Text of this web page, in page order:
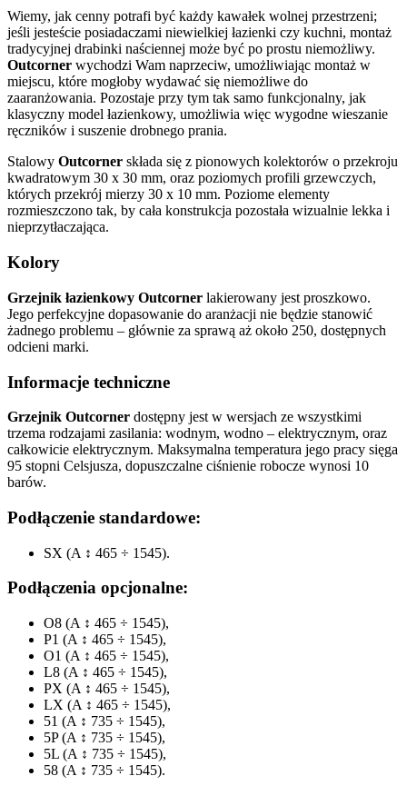
Wiemy, jak cenny potrafi być każdy kawałek wolnej przestrzeni;
jeśli jesteście posiadaczami niewielkiej łazienki czy kuchni, montaż
tradycyjnej drabinki naściennej może być po prostu niemożliwy.
Outcorner wychodzi Wam naprzeciw, umożliwiając montaż w
miejscu, które mogłoby wydawać się niemożliwe do
zaaranżowania. Pozostaje przy tym tak samo funkcjonalny, jak
klasyczny model łazienkowy, umożliwia więc wygodne wieszanie
ręczników i suszenie drobnego prania.
Stalowy Outcorner składa się z pionowych kolektorów o przekroju
kwadratowym 30 x 30 mm, oraz poziomych profili grzewczych,
których przekrój mierzy 30 x 10 mm. Poziome elementy
rozmieszczono tak, by cała konstrukcja pozostała wizualnie lekka i
nieprzytłaczająca.
Kolory
Grzejnik łazienkowy Outcorner lakierowany jest proszkowo.
Jego perfekcyjne dopasowanie do aranżacji nie będzie stanowić
żadnego problemu – głównie za sprawą aż około 250, dostępnych
odcieni marki.
Informacje techniczne
Grzejnik Outcorner dostępny jest w wersjach ze wszystkimi
trzema rodzajami zasilania: wodnym, wodno – elektrycznym, oraz
całkowicie elektrycznym. Maksymalna temperatura jego pracy sięga
95 stopni Celsjusza, dopuszczalne ciśnienie robocze wynosi 10
barów.
Podłączenie standardowe:
SX (A ↕ 465 ÷ 1545).
Podłączenia opcjonalne:
O8 (A ↕ 465 ÷ 1545),
P1 (A ↕ 465 ÷ 1545),
O1 (A ↕ 465 ÷ 1545),
L8 (A ↕ 465 ÷ 1545),
PX (A ↕ 465 ÷ 1545),
LX (A ↕ 465 ÷ 1545),
51 (A ↕ 735 ÷ 1545),
5P (A ↕ 735 ÷ 1545),
5L (A ↕ 735 ÷ 1545),
58 (A ↕ 735 ÷ 1545).